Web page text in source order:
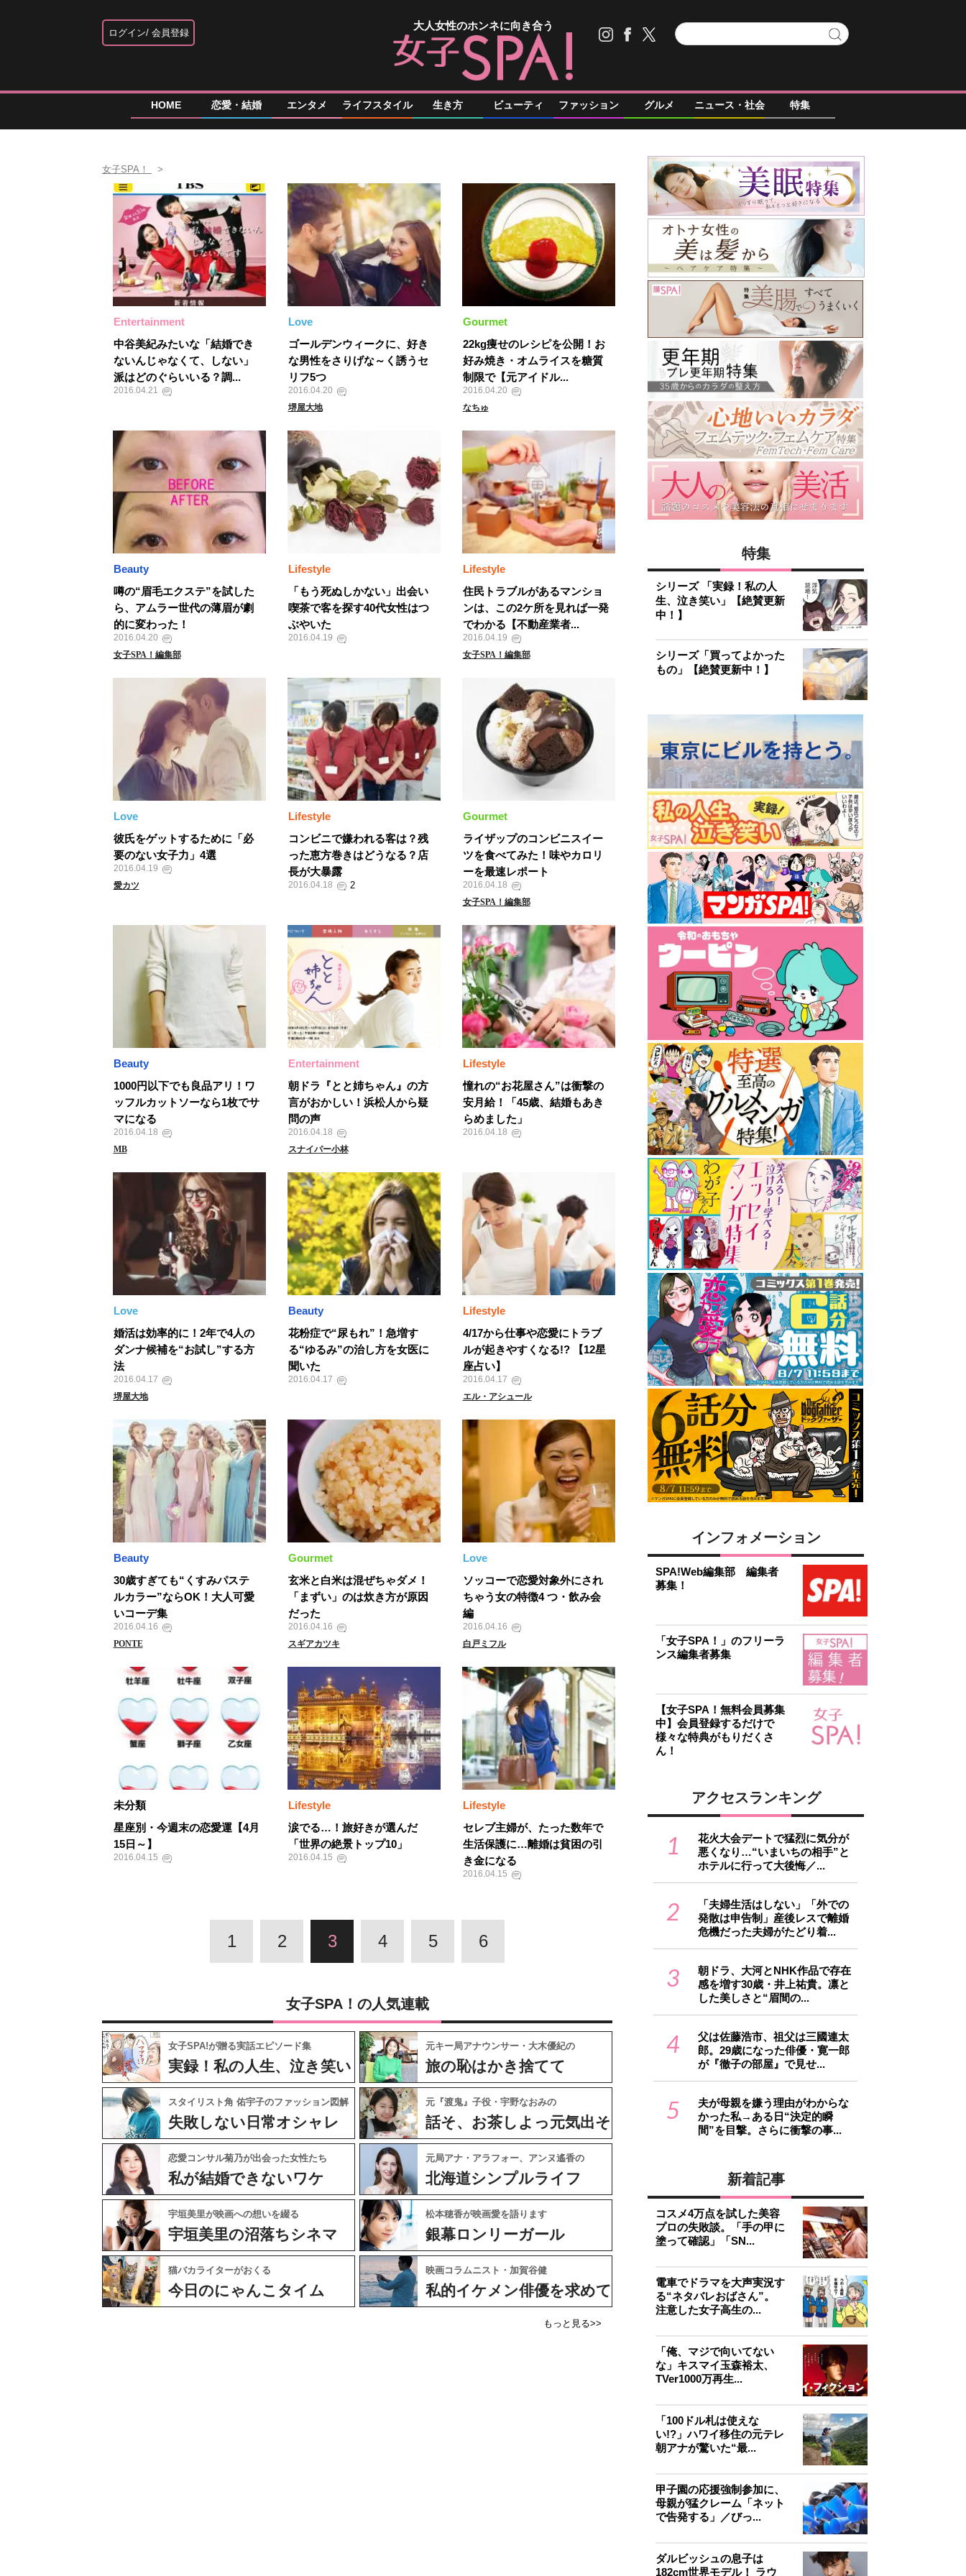
ログイン 会員登録
大人女性のホンネに向き合う
HOME 恋愛・結婚 エンタメ ライフスタイル 生き方 ビューティ ファッション グルメ ニュース・社会 特集
女子SPA！
Entertainment
中谷美紀みたいな「結婚でき
ないんじゃなくて、しない」
派はどのぐらいいる？調...
2016.04.21
Love
ゴールデンウィークに、好き
な男性をさりげな～く誘うセ
リフ5つ
2016.04.20
堺屋大地
Gourmet
22kg痩せのレシピを公開！お
好み焼き・オムライスを糖質
制限で【元アイドル...
2016.04.20
なちゅ
Beauty
噂の“眉毛エクステ”を試した
ら、アムラー世代の薄眉が劇
的に変わった！
2016.04.20
女子SPA！編集部
Lifestyle
「もう死ぬしかない」出会い
喫茶で客を探す40代女性はつ
ぶやいた
2016.04.19
Lifestyle
住民トラブルがあるマンショ
ンは、この2ケ所を見れば一発
でわかる【不動産業者...
2016.04.19
女子SPA！編集部
Love
彼氏をゲットするために「必
要のない女子力」4選
2016.04.19
愛カツ
Lifestyle
コンビニで嫌われる客は？残
った恵方巻きはどうなる？店
長が大暴露
2016.04.18
Gourmet
ライザップのコンビニスイー
ツを食べてみた！味やカロリ
ーを最速レポート
2016.04.18
女子SPA！編集部
Beauty
1000円以下でも良品アリ！ワ
ッフルカットソーなら1枚でサ
マになる
2016.04.18
MB
Entertainment
朝ドラ『とと姉ちゃん』の方
言がおかしい！浜松人から疑
問の声
2016.04.18
スナイパー小林
Lifestyle
憧れの“お花屋さん”は衝撃の
安月給！「45歳、結婚もあき
らめました」
2016.04.18
Love
婚活は効率的に！2年で4人の
ダンナ候補を“お試し”する方
法
2016.04.17
堺屋大地
Beauty
花粉症で“尿もれ”！急増す
る“ゆるみ”の治し方を女医に
聞いた
2016.04.17
Lifestyle
4/17から仕事や恋愛にトラブ
ルが起きやすくなる!? 【12星
座占い】
2016.04.17
エル・アシュール
Beauty
30歳すぎても“くすみパステ
ルカラー”ならOK！大人可愛
いコーデ集
2016.04.16
PONTE
Gourmet
玄米と白米は混ぜちゃダメ！
「まずい」のは炊き方が原因
だった
2016.04.16
スギアカツキ
Love
ソッコーで恋愛対象外にされ
ちゃう女の特徴4 つ・飲み会
編
2016.04.16
白戸ミフル
未分類
星座別・今週末の恋愛運【4月
15日～】
2016.04.15
Lifestyle
涙でる…！旅好きが選んだ
「世界の絶景トップ10」
2016.04.15
Lifestyle
セレブ主婦が、たった数年で
生活保護に…離婚は貧困の引
き金になる
2016.04.15
1 2 3 4 5 6
女子SPA！の人気連載
女子SPA!が贈る実話エピソード集
実録！私の人生、泣き笑い
元キー局アナウンサー・大木優紀の
旅の恥はかき捨てて
スタイリスト角 佑宇子のファッション図解
失敗しない日常オシャレ
元『渡鬼』子役・宇野なおみの
話そ、お茶しよっ元気出そ
恋愛コンサル菊乃が出会った女性たち
私が結婚できないワケ
元局アナ・アラフォー、アンヌ遙香の
北海道シンプルライフ
宇垣美里が映画への想いを綴る
宇垣美里の沼落ちシネマ
松本穂香が映画愛を語ります
銀幕ロンリーガール
猫バカライターがおくる
今日のにゃんこタイム
映画コラムニスト・加賀谷健
私的イケメン俳優を求めて
もっと見る>>
特集
シリーズ 「実録！私の人
生、泣き笑い」【絶賛更新
中！】
シリーズ「買ってよかった
もの」【絶賛更新中！】
インフォメーション
SPA!Web編集部 編集者
募集！
「女子SPA！」のフリーラ
ンス編集者募集
【女子SPA！無料会員募集
中】会員登録するだけで
様々な特典がもりだくさ
ん！
アクセスランキング
1
花火大会デートで猛烈に気分が
悪くなり…“いまいちの相手”と
ホテルに行って大後悔／...
2
「夫婦生活はしない」「外での
発散は申告制」産後レスで離婚
危機だった夫婦がたどり着...
3
朝ドラ、大河とNHK作品で存在
感を増す30歳・井上祐貴。凛と
した美しさと“眉間の...
4
父は佐藤浩市、祖父は三國連太
郎。29歳になった俳優・寛一郎
が『徹子の部屋』で見せ...
5
夫が母親を嫌う理由がわからな
かった私→ある日“決定的瞬
間”を目撃。さらに衝撃の事...
新着記事
コスメ4万点を試した美容
プロの失敗談。「手の甲に
塗って確認」「SN...
電車でドラマを大声実況す
る“ネタバレおばさん”。
注意した女子高生の...
「俺、マジで向いてない
な」キスマイ玉森裕太、
TVer1000万再生...
「100ドル札は使えな
い!?」ハワイ移住の元テレ
朝アナが驚いた“最...
甲子園の応援強制参加に、
母親が猛クレーム「ネット
で告発する」／びっ...
ダルビッシュの息子は
182cm世界モデル！ ラウ